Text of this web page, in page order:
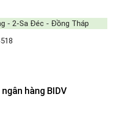
- 2-Sa Đéc - Đồng Tháp
hàng BIDV